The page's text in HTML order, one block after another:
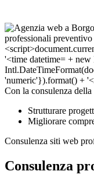
Con la consulenza
Strutturare
Migliorare
Consulenza siti web
Consulenza